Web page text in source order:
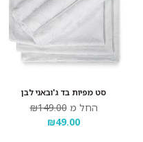
סט מפיות בד ג'ובאני לבן
החל מ ₪149.00
₪49.00